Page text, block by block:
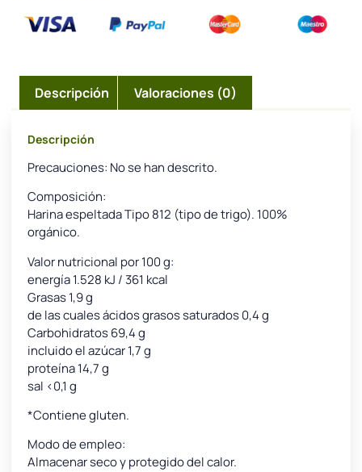
Descripción Valoraciones (0)
Descripción
Precauciones: No se han descrito.
Composición:
Harina espeltada Tipo 812 (tipo de trigo). 100%
orgánico.
Valor nutricional por 100 g:
energía 1.528 kJ / 361 kcal
Grasas 1,9 g
de las cuales ácidos grasos saturados 0,4 g
Carbohidratos 69,4 g
incluido el azúcar 1,7 g
proteína 14,7 g
sal <0,1 g
*Contiene gluten.
Modo de empleo:
Almacenar seco y protegido del calor.